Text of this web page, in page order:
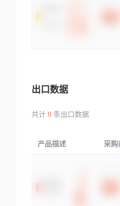
出口数据
共计 0条出口数据
产品描述 采购